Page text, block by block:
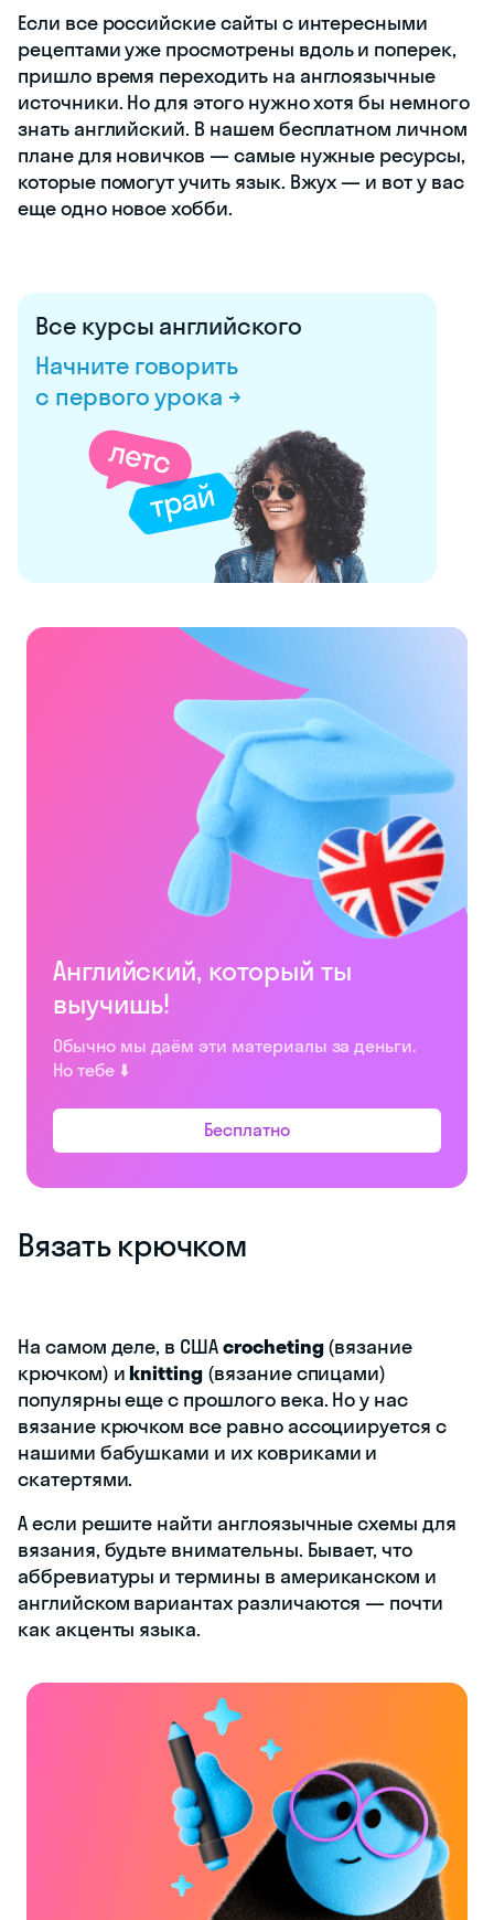
Если все российские сайты с интересными
рецептами уже просмотрены вдоль и поперек,
пришло время переходить на англоязычные
источники. Но для этого нужно хотя бы немного
знать английский. В нашем бесплатном личном
плане для новичков — самые нужные ресурсы,
которые помогут учить язык. Вжух — и вот у вас
еще одно новое хобби.
Все курсы английского
Начните говорить
с первого урока →
Английский, который ты
выучишь!
Обычно мы даём эти материалы за деньги.
Но тебе ⬇️
Бесплатно
Вязать крючком
На самом деле, в СШАcrocheting(вязание
крючком) иknitting (вязание спицами)
популярны еще с прошлого века. Но у нас
вязание крючком все равно ассоциируется с
нашими бабушками и их ковриками и
скатертями.
А если решите найти англоязычные схемы для
вязания, будьте внимательны. Бывает, что
аббревиатуры и термины в американском и
английском вариантах различаются — почти
как акценты языка.